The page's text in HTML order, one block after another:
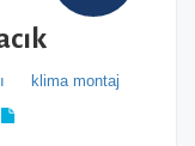
klima montaj